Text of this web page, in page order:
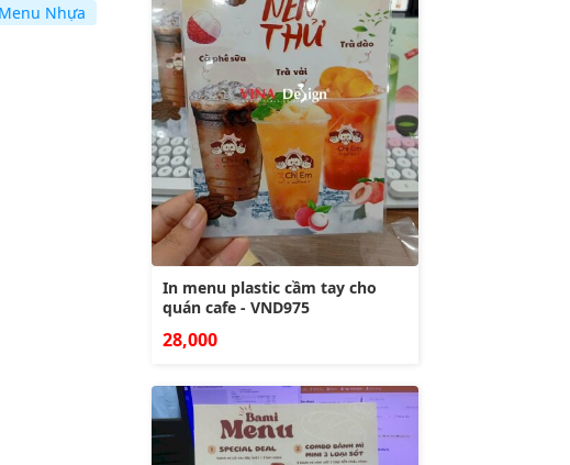
Nhựa
In menu plastic cầm tay cho
quán cafe - VND975
28,000